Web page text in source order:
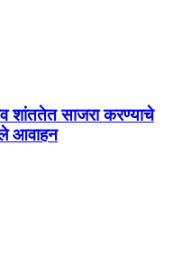
शांततेत साजरा करण्याचे
आवाहन